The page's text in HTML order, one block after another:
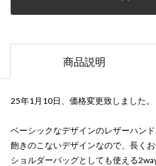
商品説明
25年1月10日、価格変更致しました。
ベーシックなデザインのレザーハン
飽きのこないデザインなので、長くお
ショルダーバッグとしても使える2way